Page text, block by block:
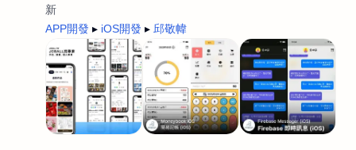
新
APP開發
iOS開發 邱敬幃